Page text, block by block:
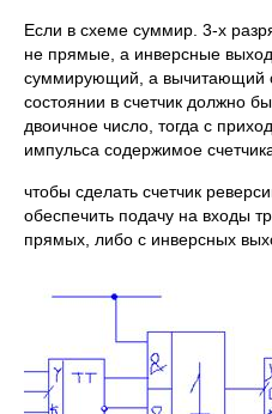
Если в схеме суммир. 3-х
не прямые, а инверсные
суммирующий, а вычитающий
состоянии в счетчик должно
двоичное число, тогда с
импульса содержимое
чтобы сделать счетчик
обеспечить подачу на входы
прямых, либо с инверсных